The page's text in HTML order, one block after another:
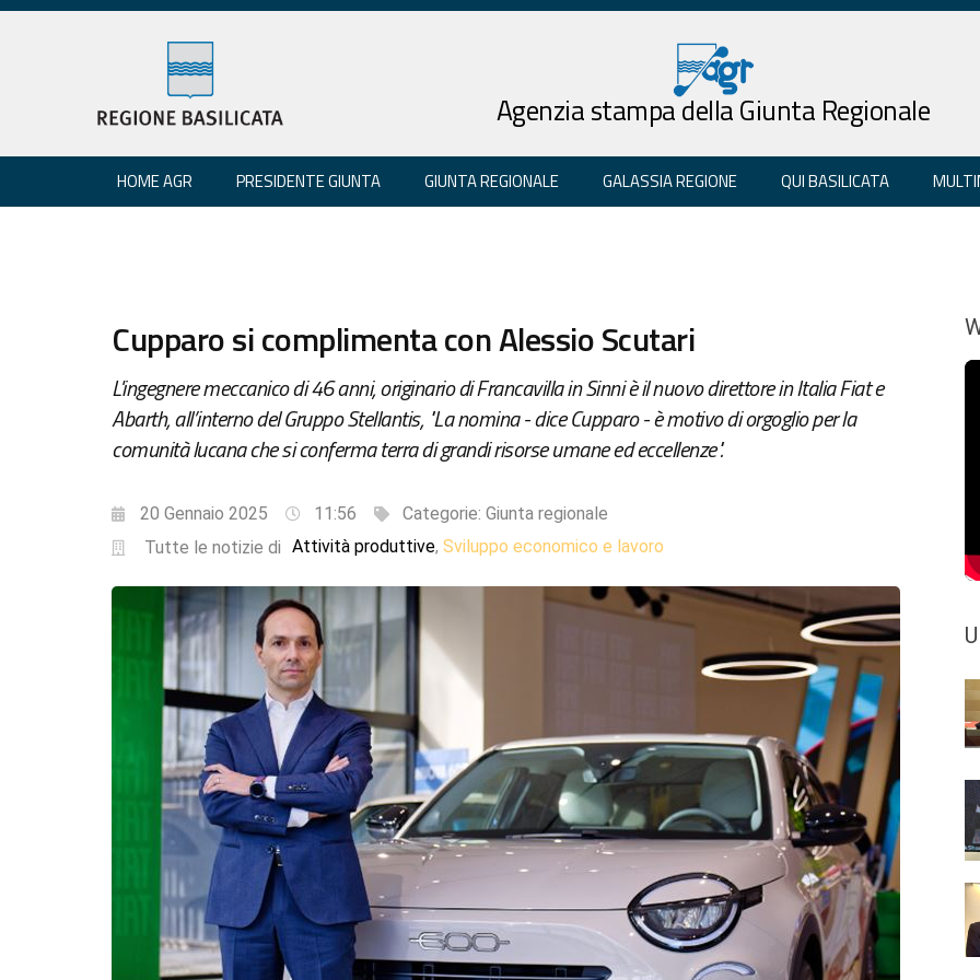
Agenzia stampa della Giunta Regionale
HOME AGR PRESIDENTE GIUNTA GIUNTA REGIONALE GALASSIA REGIONE QUI BASILICATA
Cupparo si complimenta con Alessio Scutari
L'ingegnere meccanico di 46 anni, originario di Francavilla in Sinni è il nuovo direttore in Italia Fiat e
Abarth, all’interno del Gruppo Stellantis, "La nomina - dice Cupparo - è motivo di orgoglio per la
comunità lucana che si conferma terra di grandi risorse umane ed eccellenze".
20 Gennaio 2025 11:56 Categorie: Giunta regionale
Tutte le notizie di Attività produttive, Sviluppo economico e lavoro